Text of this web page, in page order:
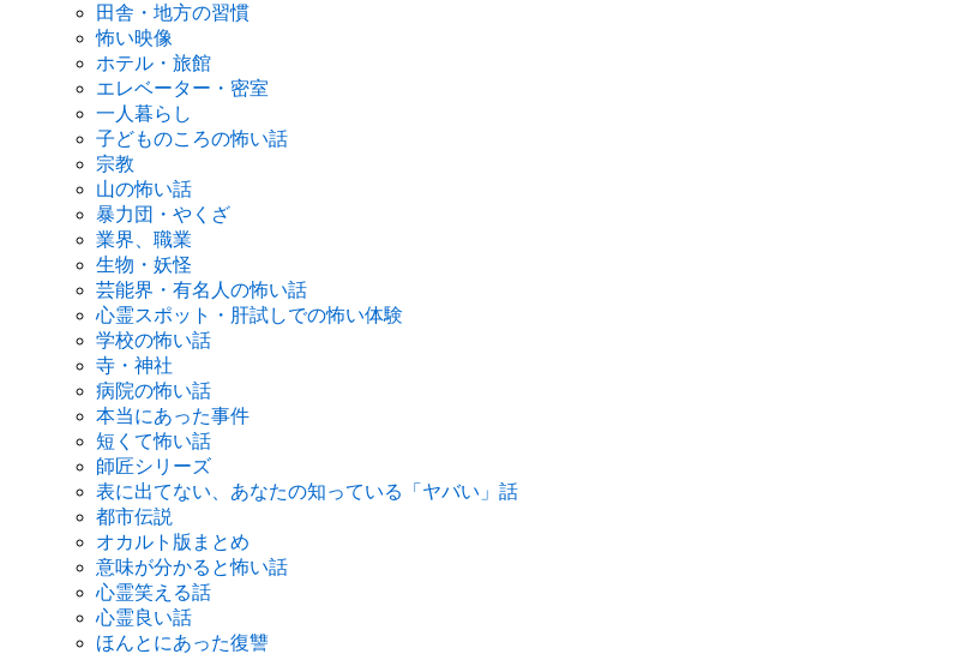
田舎・地方の習慣
怖い映像
ホテル・旅館
エレベーター・密室
一人暮らし
子どものころの怖い話
宗教
山の怖い話
暴力団・やくざ
業界、職業
生物・妖怪
芸能界・有名人の怖い話
心霊スポット・肝試しでの怖い体験
学校の怖い話
寺・神社
病院の怖い話
本当にあった事件
短くて怖い話
師匠シリーズ
表に出てない、あなたの知っている「ヤバい」話
都市伝説
オカルト版まとめ
意味が分かると怖い話
心霊笑える話
心霊良い話
ほんとにあった復讐